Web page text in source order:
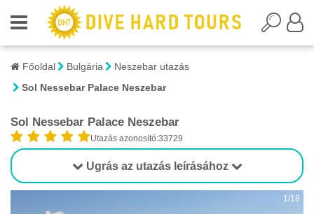
Főoldal Bulgária
Neszebar utazás
Sol Nessebar Palace Neszebar
Sol Nessebar Palace Neszebar
Utazás azonosító:33729
Ugrás az utazás leírásához
1/18